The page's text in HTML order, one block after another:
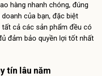
hàng nhanh chóng, đúng
của bạn, đặc biệt
cả các sản phẩm đều có
đảm bảo quyền lợi tốt nhất
tín lâu năm